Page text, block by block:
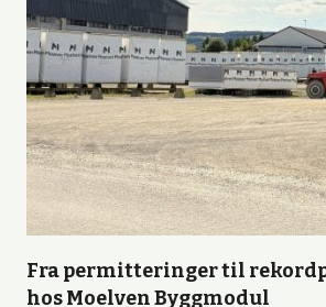
Fra permitteringer til
hos Moelven Byggmodul